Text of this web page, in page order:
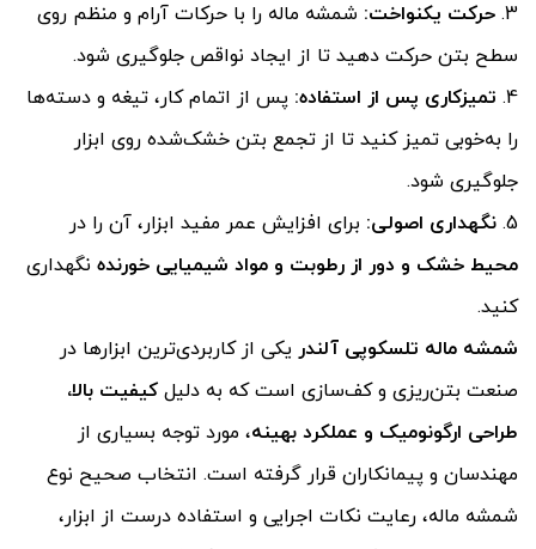
حرکت یکنواخت: شمشه ماله را با حرکات آرام و منظم روی
سطح بتن حرکت دهید تا از ایجاد نواقص جلوگیری شود.
تمیزکاری پس از استفاده: پس از اتمام کار، تیغه و دسته‌ها
را به‌خوبی تمیز کنید تا از تجمع بتن خشک‌شده روی ابزار
جلوگیری شود.
نگهداری اصولی: برای افزایش عمر مفید ابزار، آن را در
محیط خشک و دور از رطوبت و مواد شیمیایی خورنده نگهداری
کنید.
شمشه ماله تلسکوپی آلندر یکی از کاربردی‌ترین ابزارها در
صنعت بتن‌ریزی و کف‌سازی است که به دلیل کیفیت بالا،
طراحی ارگونومیک و عملکرد بهینه، مورد توجه بسیاری از
مهندسان و پیمانکاران قرار گرفته است. انتخاب صحیح نوع
شمشه ماله، رعایت نکات اجرایی و استفاده درست از ابزار،